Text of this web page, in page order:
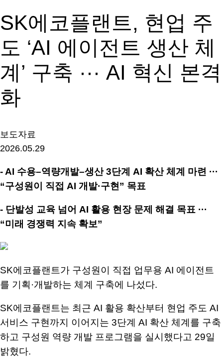
SK에코플랜트, 현업 주
도 ‘AI 에이전트 생산 체
계’ 구축 ··· AI 혁신 본격
화
보도자료
2026.05.29
- AI 수용–역량개발–생산3단계 AI 확산 체계 마련 ···
“구성원이 직접 AI 개발·구현 ” 목표
- 단발성 교육 넘어 AI 활용 현장 문제 해결 목표 ···
“미래 경쟁력 지속 확보”
SK에코플랜트가 구성원이 직접 업무용 AI 에이전트
를 기획 ·개발하는 체계 구축에 나섰다.
SK에코플랜트는 최근 AI 활용 확산부터 현업 주도 AI
서비스 구현까지 이어지는 3단계 AI 확산 체계를 구축
하고 구성원 역량 개발 프로그램을 실시했다고 29일
밝혔다.